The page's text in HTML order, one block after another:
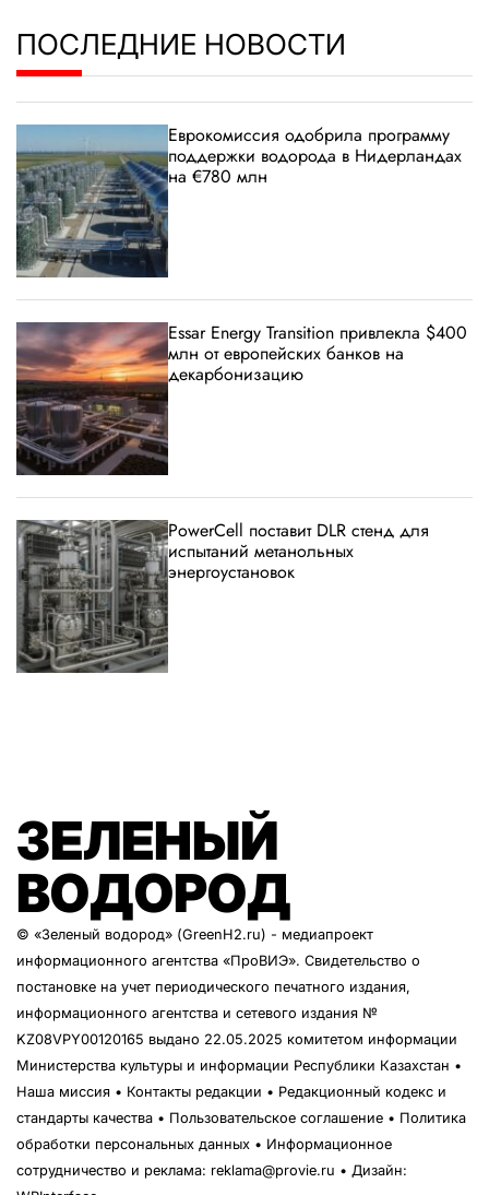
ПОСЛЕДНИЕ НОВОСТИ
Еврокомиссия одобрила программу
поддержки водорода в Нидерландах
на €780 млн
Essar Energy Transition привлекла $400
млн от европейских банков на
декарбонизацию
PowerCell поставит DLR стенд для
испытаний метанольных
энергоустановок
ЗЕЛЕНЫЙ
ВОДОРОД
© «Зеленый водород» (GreenH2.ru) - медиапроект
информационного агентства «ПроВИЭ». Свидетельство о
постановке на учет периодического печатного издания,
информационного агентства и сетевого издания №
KZ08VPY00120165 выдано 22.05.2025 комитетом информации
Министерства культуры и информации Республики Казахстан •
Наша миссия • Контакты редакции • Редакционный кодекс и
стандарты качества • Пользовательское соглашение • Политика
обработки персональных данных • Информационное
сотрудничество и реклама: reklama@provie.ru • Дизайн: